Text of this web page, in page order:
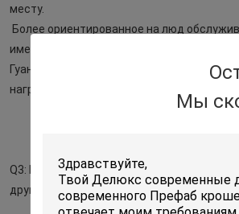
Мы
месту.
Более ориентированное на люд
имеете другие строительные материалы к
Гуандуне, то мы даем бесплатного услуг
нагрузите продукты в таком же
Q3: Если я приказываю дом, то я получу
другим цветом чем переводом?